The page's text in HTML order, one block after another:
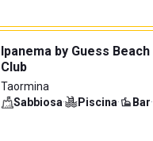
Ipanema by Guess Beach
Club
Taormina
Sabbiosa· Piscina· Bar·